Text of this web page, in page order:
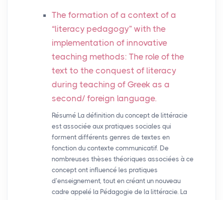
The formation of a context of a
“literacy pedagogy” with the
implementation of innovative
teaching methods: The role of the
text to the conquest of literacy
during teaching of Greek as a
second/ foreign language.
Résumé La définition du concept de littéracie
est associée aux pratiques sociales qui
forment différents genres de textes en
fonction du contexte communicatif. De
nombreuses thèses théoriques associées à ce
concept ont influencé les pratiques
d’enseignement, tout en créant un nouveau
cadre appelé la Pédagogie de la littéracie. La